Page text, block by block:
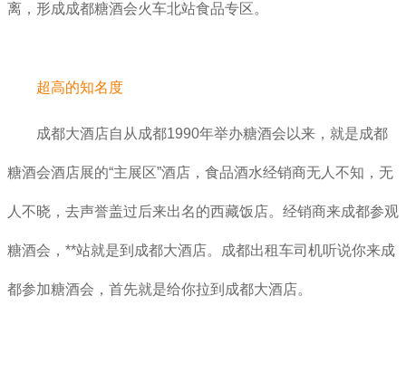
离，形成成都糖酒会火车北站食品专区。
超高的知名度
成都大酒店自从成都1990年举办糖酒会以来，就是成都
糖酒会酒店展的“主展区”酒店，食品酒水经销商无人不知，无
人不晓，去声誉盖过后来出名的西藏饭店。经销商来成都参观
糖酒会，**站就是到成都大酒店。成都出租车司机听说你来成
都参加糖酒会，首先就是给你拉到成都大酒店。